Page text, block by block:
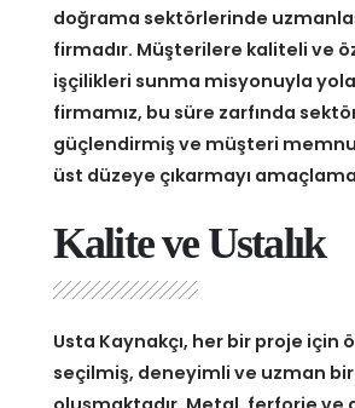
doğrama sektörlerinde
firmadır. Müşterilere kaliteli ve
işçilikleri sunma misyonuyla yola
firmamız, bu süre zarfında
güçlendirmiş ve müşteri
üst düzeye çıkarmayı
Kalite ve Ustalık
Usta Kaynakçı, her bir proje için
seçilmiş, deneyimli ve uzman